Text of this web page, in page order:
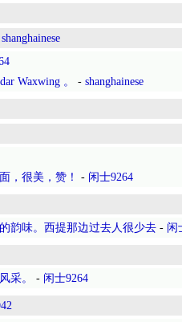
shanghainese
Waxwing 。
- shanghainese
，很美，赞！
- 闲士9264
韵味。西提那边过去人很少去 - 闲
采。
- 闲士9264